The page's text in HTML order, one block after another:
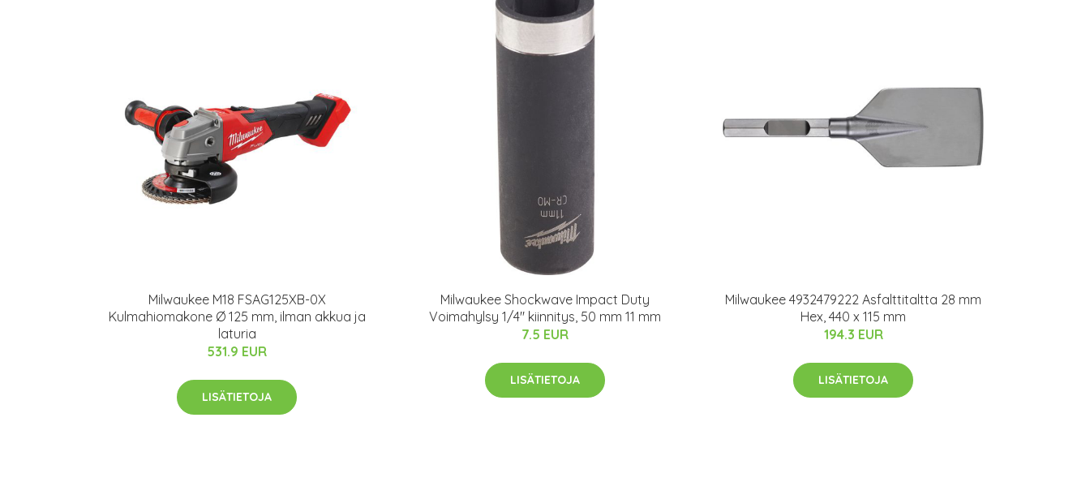
Milwaukee M18 FSAG125XB-0X
Kulmahiomakone Ø 125 mm, ilman akkua ja
laturia
531.9 EUR
LISÄTIETOJA
Milwaukee Shockwave Impact Duty
Voimahylsy 1/4" kiinnitys, 50 mm 11 mm
7.5 EUR
LISÄTIETOJA
Milwaukee 4932479222 Asfalttitaltta 28 mm
Hex, 440 x 115 mm
194.3 EUR
LISÄTIETOJA